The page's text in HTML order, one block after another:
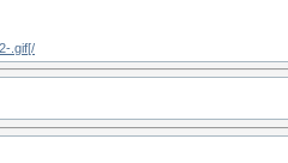
.gif[/